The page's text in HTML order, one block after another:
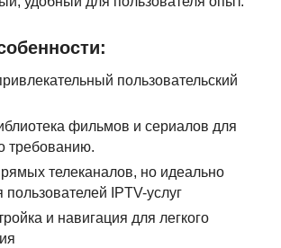
пользовательский
фильмов и сериалов для
требованию.
телеканалов, но идеально
пользователей
IPTV-услуг
и навигация для легкого